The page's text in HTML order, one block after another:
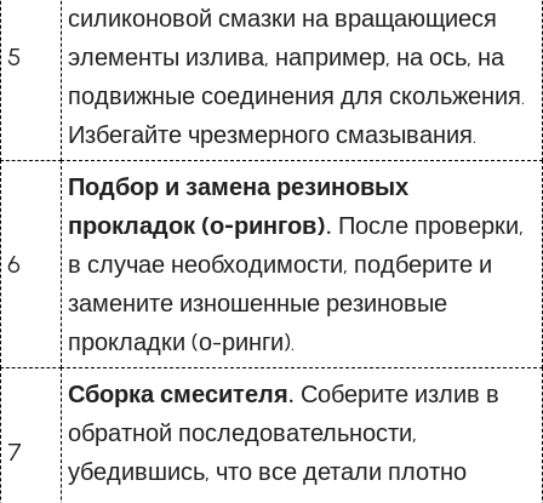
5
силиконовой смазки на вращающиеся
элементы излива, например, на ось, на
подвижные соединения для скольжения.
Избегайте чрезмерного смазывания.
6
Подбор и замена резиновых
прокладок (о-рингов). После проверки,
в случае необходимости, подберите и
замените изношенные резиновые
прокладки (о-ринги).
7
Сборка смесителя. Соберите излив в
обратной последовательности,
убедившись, что все детали плотно